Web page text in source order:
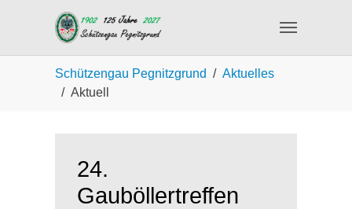
Schützengau Pegnitzgrund
Aktuelles
Aktuell
24.
Gauböllertreffen